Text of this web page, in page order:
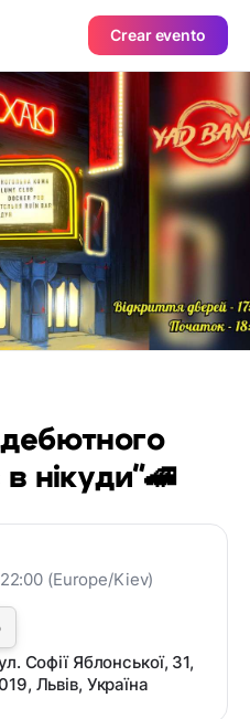
Crear evento
нікуди"🚄
(Europe/Kiev)
Софії Яблонської, 31,
Львів, Україна